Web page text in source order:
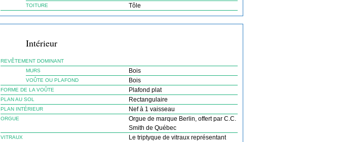
TOITURE Tôle
Intérieur
REVÊTEMENT DOMINANT
MURS
Bois
VOÛTE OU PLAFOND Bois
FORME DE LA VOÛTE Plafond plat
PLAN AU SOL Rectangulaire
PLAN INTÉRIEUR Nef à 1 vaisseau
ORGUE
Orgue de marque Berlin, offert par C.C.
Smith de Québec
VITRAUX Le triptyque de vitraux représentant